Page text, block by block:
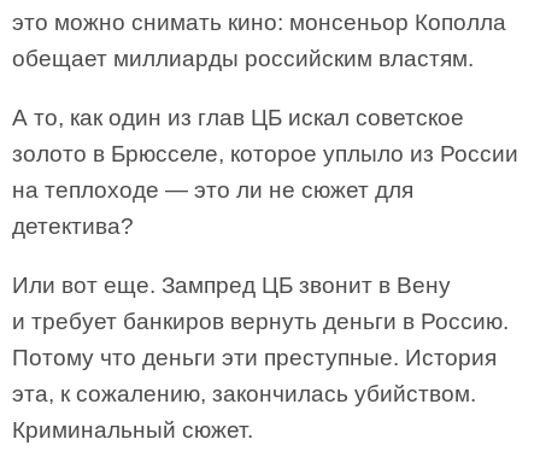
это можно снимать кино: монсеньор Кополла
обещает миллиарды российским властям.
А то, как один из глав ЦБ искал советское
золото в Брюсселе, которое уплыло из России
на теплоходе — это ли не сюжет для
детектива?
Или вот еще. Зампред ЦБ звонит в Вену
и требует банкиров вернуть деньги в Россию.
Потому что деньги эти преступные. История
эта, к сожалению, закончилась убийством.
Криминальный сюжет.